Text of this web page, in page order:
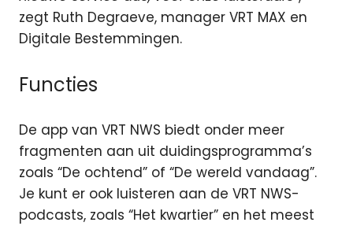
zegt Ruth Degraeve, manager VRT MAX en
Digitale Bestemmingen.
Functies
De app van VRT NWS biedt onder meer
fragmenten aan uit duidingsprogramma’s
zoals “De ochtend” of “De wereld vandaag”.
Je kunt er ook luisteren aan de VRT NWS-
podcasts, zoals “Het kwartier” en het meest